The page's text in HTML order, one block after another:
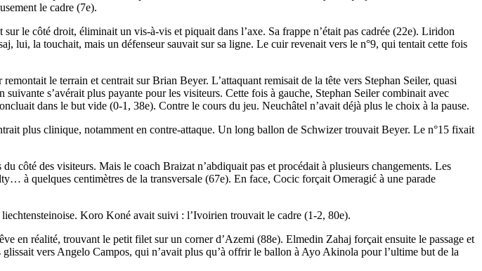
le cadre (7e).
le côté droit, éliminait un vis-à-vis et piquait dans l’axe. Sa frappe n’était pas cadrée (22e). Liridon
lui, la touchait, mais un défenseur sauvait sur sa ligne. Le cuir revenait vers le n°9, qui tentait cette fois
le terrain et centrait sur Brian Beyer. L’attaquant remisait de la tête vers Stephan Seiler, quasi
s’avérait plus payante pour les visiteurs. Cette fois à gauche, Stephan Seiler combinait avec
dans le but vide (0-1, 38e). Contre le cours du jeu. Neuchâtel n’avait déjà plus le choix à la pause.
plus clinique, notamment en contre-attaque. Un long ballon de Schwizer trouvait Beyer. Le n°15 fixait
côté des visiteurs. Mais le coach Braizat n’abdiquait pas et procédait à plusieurs changements. Les
à quelques centimètres de la transversale (67e). En face, Cocic forçait Omeragić à une parade
Koro Koné avait suivi : l’Ivoirien trouvait le cadre (1-2, 80e).
en réalité, trouvant le petit filet sur un corner d’Azemi (88e). Elmedin Zahaj forçait ensuite le passage et
vers Angelo Campos, qui n’avait plus qu’à offrir le ballon à Ayo Akinola pour l’ultime but de la